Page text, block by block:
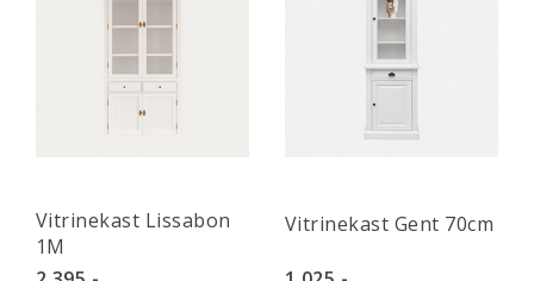
Vitrinekast Lissabon
1M
Vitrinekast Gent 70cm